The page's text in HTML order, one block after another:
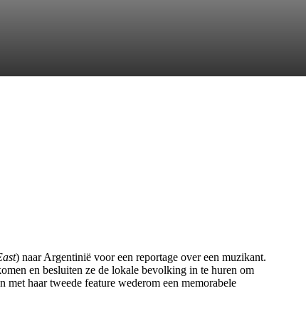
) naar Argentinië voor een reportage over een muzikant.
en besluiten ze de lokale bevolking in te huren om
haar tweede feature wederom een memorabele